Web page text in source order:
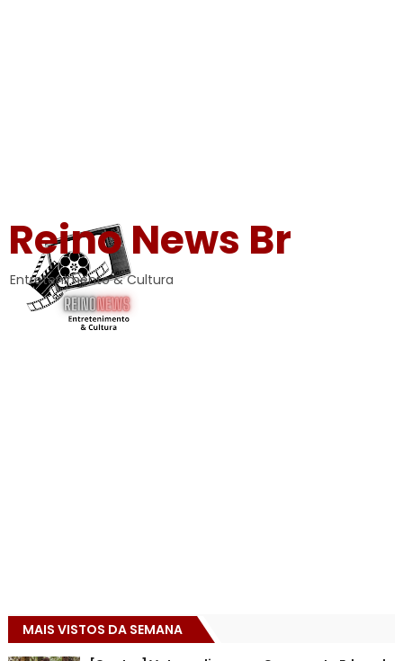
Reino News Br
Entretenimento & Cultura
MAIS VISTOS DA SEMANA